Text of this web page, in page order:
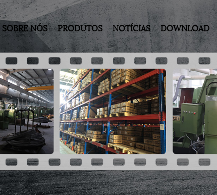
SOBRE NÓS PRODUTOS NOTÍCIAS DOWNLOAD